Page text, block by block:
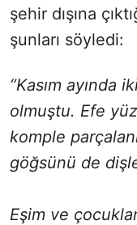
şehir dışına
şunları söyledi:
“Kasım ayında
olmuştu. Efe
komple
göğsünü de
Eşim ve